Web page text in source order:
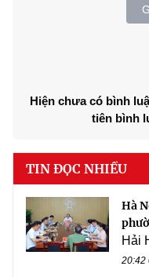
Hiện chưa có bình
tiên bình
TIN ĐỌC NHIỀU
Hà
Hải
20:42